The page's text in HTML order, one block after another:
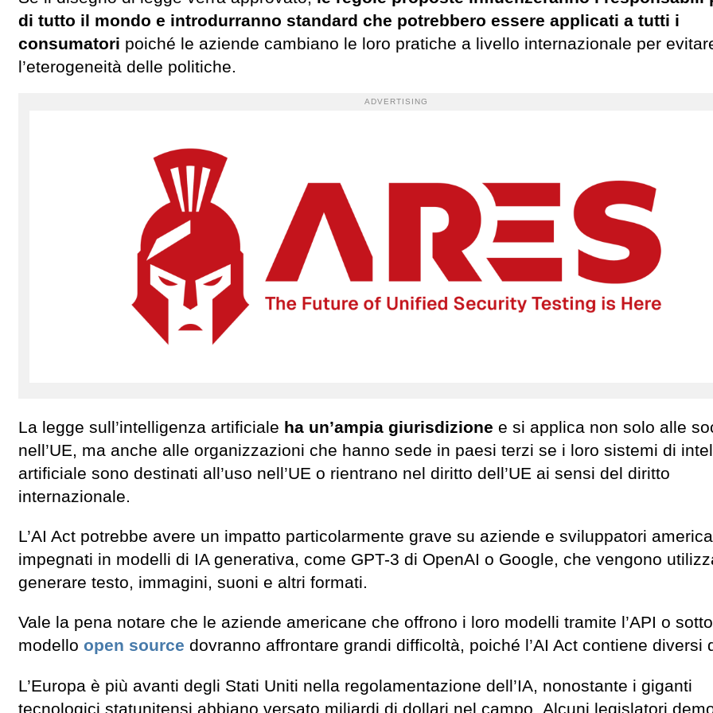
di tutto il mondo e introdurranno standard che potrebbero essere applicati a tutti i
consumatori poiché le aziende cambiano le loro pratiche a livello internazionale per
l’eterogeneità delle politiche.
ADVERTISING
La legge sull’intelligenza artificiale ha un’ampia giurisdizione e si applica non solo alle
nell’UE, ma anche alle organizzazioni che hanno sede in paesi terzi se i loro sistemi di
artificiale sono destinati all’uso nell’UE o rientrano nel diritto dell’UE ai sensi del diritto
internazionale.
L’AI Act potrebbe avere un impatto particolarmente grave su aziende e sviluppatori
impegnati in modelli di IA generativa, come GPT-3 di OpenAI o Google, che vengono
generare testo, immagini, suoni e altri formati.
Vale la pena notare che le aziende americane che offrono i loro modelli tramite l’API o
modello open source dovranno affrontare grandi difficoltà, poiché l’AI Act contiene diversi
L’Europa è più avanti degli Stati Uniti nella regolamentazione dell’IA, nonostante i giganti
tecnologici statunitensi abbiano versato miliardi di dollari nel campo. Alcuni legislatori